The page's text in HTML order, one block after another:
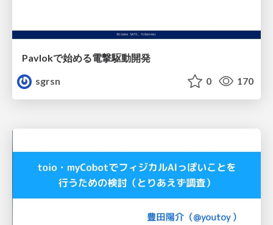
Pavlokで始める電撃駆動開発
sgrsn
0 170